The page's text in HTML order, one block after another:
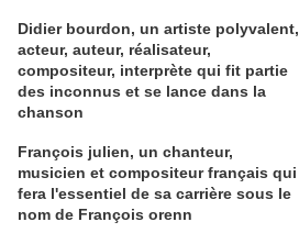
Didier bourdon, un artiste polyvalent,
acteur, auteur, réalisateur,
compositeur, interprète qui fit partie
des inconnus et se lance dans la
chanson
François julien, un chanteur,
musicien et compositeur français qui
fera l'essentiel de sa carrière sous le
nom de François orenn